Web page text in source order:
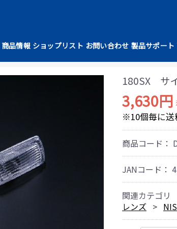
商品情報 ショップリスト お問い合わせ 製品サポート
180SX サ
3,630円
※10個毎に送
商品コード：
JANコード：
関連カテゴリ
レンズ